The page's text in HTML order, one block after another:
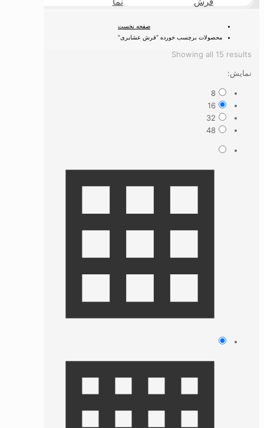
صفحه نخست
محصولات برچسب خورده “فرش عشایری”
Showing all 15 results
نمایش:
8
16
32
48